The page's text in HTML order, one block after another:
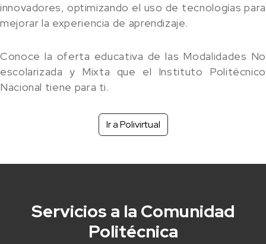
innovadores, optimizando el uso de tecnologías para
mejorar la experiencia de aprendizaje.
Conoce la oferta educativa de las Modalidades No
escolarizada y Mixta que el Instituto Politécnico
Nacional tiene para ti.
Ir a Polivirtual
Servicios a la Comunidad
Politécnica